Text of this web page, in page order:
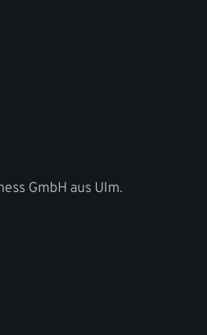
GmbH aus Ulm.